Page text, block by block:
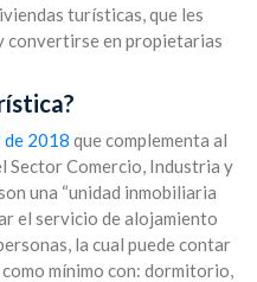
turísticas, que les
convertirse en propietarias
2018 que complementa al
Sector Comercio, Industria y
una “unidad inmobiliaria
el servicio de alojamiento
la cual puede contar
mínimo con: dormitorio,